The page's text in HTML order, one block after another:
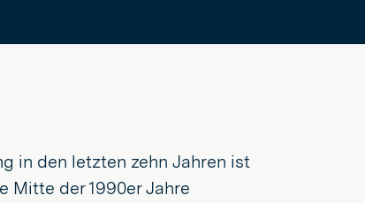
in den letzten zehn Jahren ist
Mitte der 1990er Jahre